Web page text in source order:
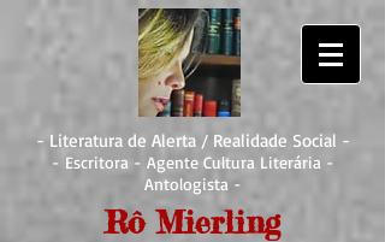
- Literatura de Alerta / Realidade Social -
- Escritora - Agente Cultura Literária -
Antologista -
Rô Mierling